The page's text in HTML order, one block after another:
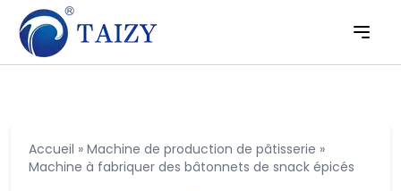
Accueil » Machine de production de pâtisserie »
Machine à fabriquer des bâtonnets de snack épicés